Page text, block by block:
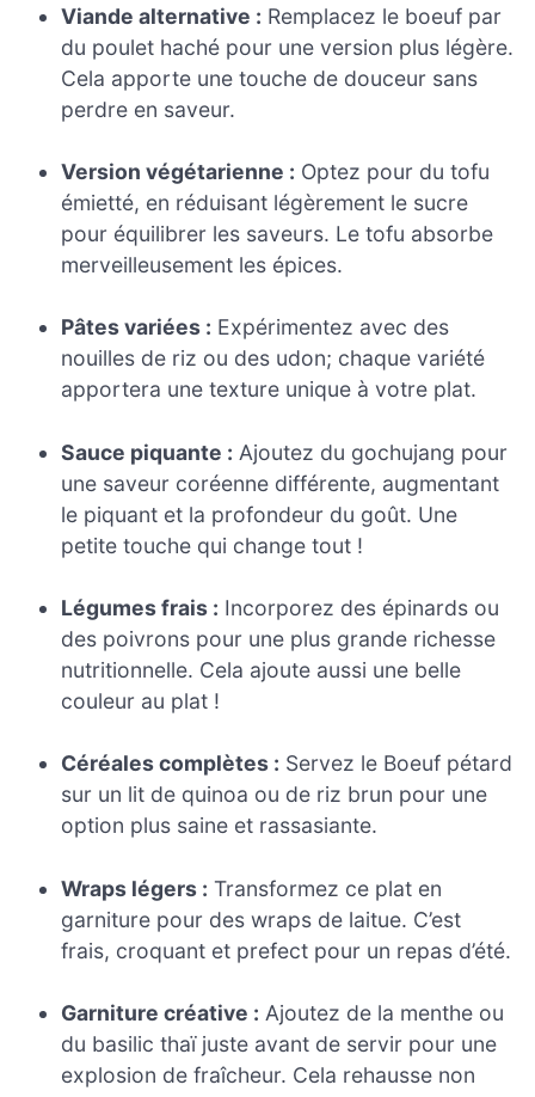
Viande alternative : Remplacez le boeuf par
du poulet haché pour une version plus légère.
Cela apporte une touche de douceur sans
perdre en saveur.
Version végétarienne : Optez pour du tofu
émietté, en réduisant légèrement le sucre
pour équilibrer les saveurs. Le tofu absorbe
merveilleusement les épices.
Pâtes variées : Expérimentez avec des
nouilles de riz ou des udon; chaque variété
apportera une texture unique à votre plat.
Sauce piquante : Ajoutez du gochujang pour
une saveur coréenne différente, augmentant
le piquant et la profondeur du goût. Une
petite touche qui change tout !
Légumes frais : Incorporez des épinards ou
des poivrons pour une plus grande richesse
nutritionnelle. Cela ajoute aussi une belle
couleur au plat !
Céréales complètes : Servez le Boeuf pétard
sur un lit de quinoa ou de riz brun pour une
option plus saine et rassasiante.
Wraps légers : Transformez ce plat en
garniture pour des wraps de laitue. C’est
frais, croquant et prefect pour un repas d’été.
Garniture créative : Ajoutez de la menthe ou
du basilic thaï juste avant de servir pour une
explosion de fraîcheur. Cela rehausse non